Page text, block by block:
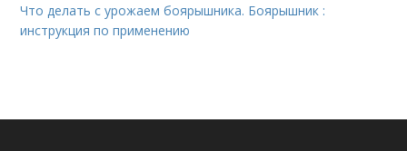
Что делать с урожаем боярышника. Боярышник :
инструкция по применению